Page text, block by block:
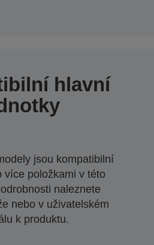
hlavní
jsou kompatibilní
více položkami v této
naleznete
nebo v uživatelském
k produktu.